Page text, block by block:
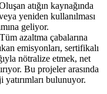
atığın kaynağında
yeniden kullanılması
geliyor.
Tüm azaltma çabalarına
emisyonları, sertifikalı
nötralize etmek, net
Bu projeler arasında
bulunuyor.